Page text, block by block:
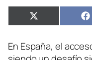
Compartir
en
X
(Twitter)
En España, el